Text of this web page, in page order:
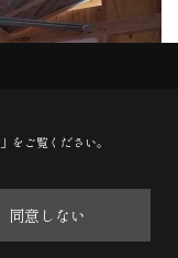
」をご覧ください。
同意しない